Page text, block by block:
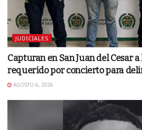
JUDICIALES
Capturan en San Juan del Cesar
requerido por concierto para
AGOSTO 6, 2026